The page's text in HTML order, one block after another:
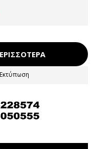
Εκτύπωση